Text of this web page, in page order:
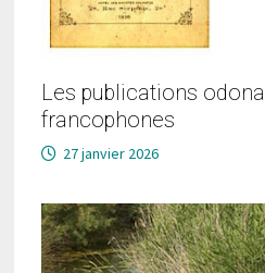
Les publications
francophones
27 janvier 2026